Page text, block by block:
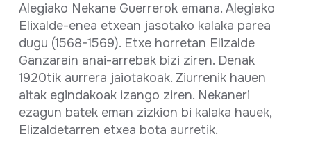
Alegiako Nekane Guerrerok emana. Alegiako
Elixalde-enea etxean jasotako kalaka parea
dugu (1568-1569). Etxe horretan Elizalde
Ganzarain anai-arrebak bizi ziren. Denak
1920tik aurrera jaiotakoak. Ziurrenik hauen
aitak egindakoak izango ziren. Nekaneri
ezagun batek eman zizkion bi kalaka hauek,
Elizaldetarren etxea bota aurretik.